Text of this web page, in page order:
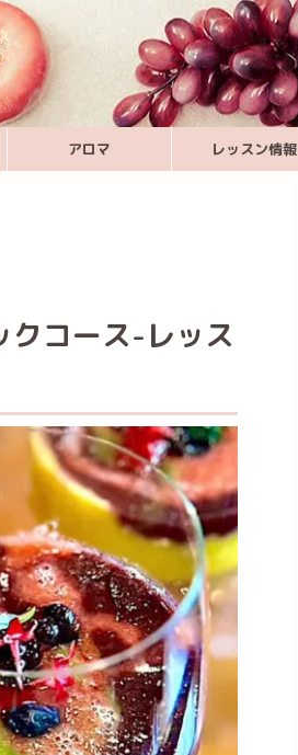
アロマ レッスン情報
クコース-レッス